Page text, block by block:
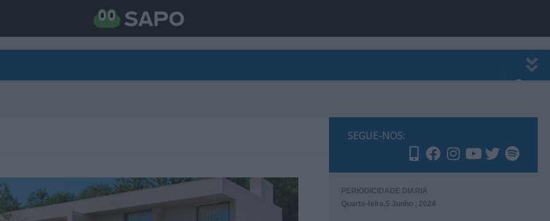
SEGUE-NOS:
PERIODICIDADE DIÁRIA
Quarta-feira,5 Junho , 2024